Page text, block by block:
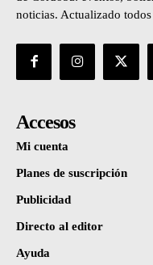
noticias. Actualizado
Accesos
Mi cuenta
Planes de suscripción
Publicidad
Directo al editor
Ayuda